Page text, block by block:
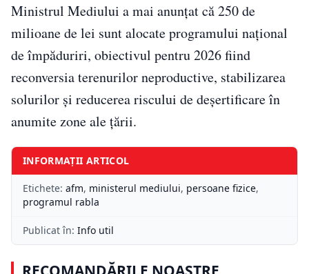
Ministrul Mediului a mai anunțat că 250 de
milioane de lei sunt alocate programului național
de împăduriri, obiectivul pentru 2026 fiind
reconversia terenurilor neproductive, stabilizarea
solurilor și reducerea riscului de deșertificare în
anumite zone ale țării.
INFORMAȚII ARTICOL
Etichete: afm, ministerul mediului, persoane fizice,
programul rabla
Publicat în: Info util